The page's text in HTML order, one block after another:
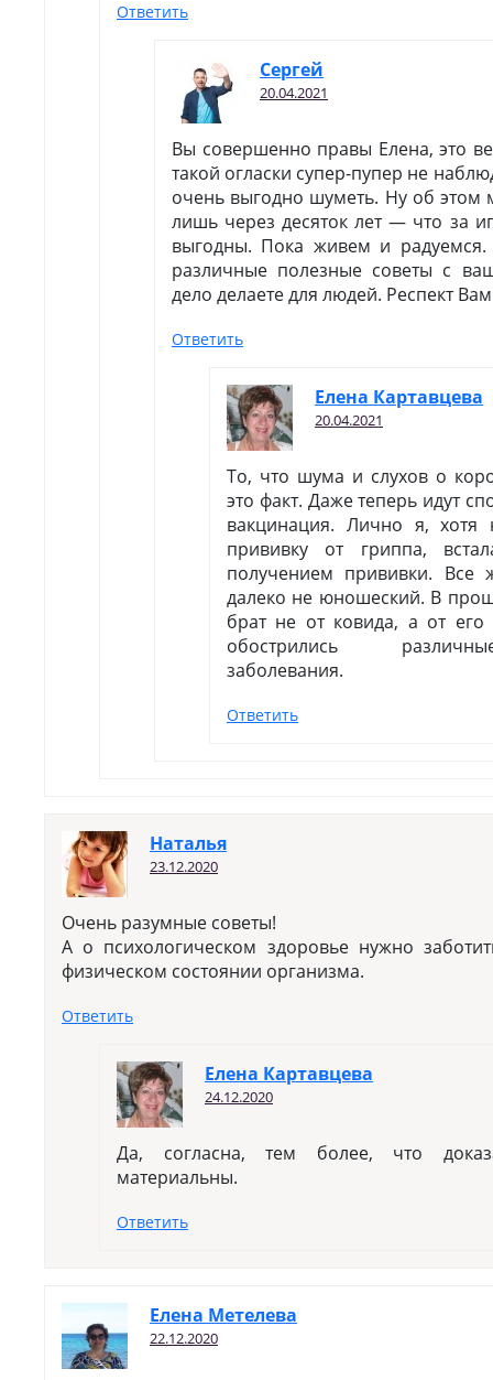
Ответить
Сергей
20.04.2021
Вы совершенно правы Елена, это
такой огласки супер-пупер не
очень выгодно шуметь. Ну об
лишь через десяток лет — что за
выгодны. Пока живем и
различные полезные советы с
дело делаете для людей. Респект
Ответить
Елена Картавцева
20.04.2021
То, что шума и слухов о
это факт. Даже теперь идут
вакцинация. Лично я, хотя
прививку от гриппа,
получением прививки. Все
далеко не юношеский. В
брат не от ковида, а от его
обострились
заболевания.
Ответить
Наталья
23.12.2020
Очень разумные советы!
А о психологическом здоровье нужно
физическом состоянии организма.
Ответить
Елена Картавцева
24.12.2020
Да, согласна, тем более, что
материальны.
Ответить
Елена Метелева
22.12.2020